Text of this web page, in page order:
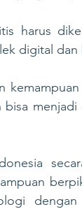
harus
digital
bisa